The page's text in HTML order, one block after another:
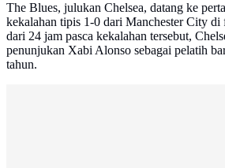
The Blues, julukan Chelsea, datang ke
kekalahan tipis 1-0 dari Manchester City
dari 24 jam pasca kekalahan tersebut,
penunjukan Xabi Alonso sebagai pelatih
tahun.